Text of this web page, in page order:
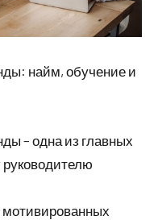
найм, обучение и
– одна из главных